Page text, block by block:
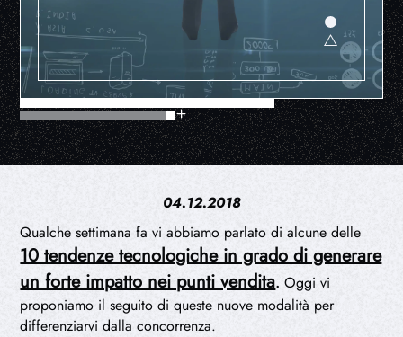
04.12.2018
Qualche settimana fa vi abbiamo parlato di alcune delle
10 tendenze tecnologiche in grado di generare
un forte impatto nei punti vendita. Oggi vi
proponiamo il seguito di queste nuove modalità per
differenziarvi dalla concorrenza.